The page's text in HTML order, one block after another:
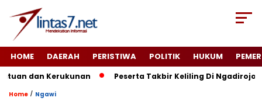
HOME DAERAH PERISTIWA POLITIK HUKUM
dan Kerukunan Peserta Takbir Keliling Di Ngadirojo
Home / Ngawi